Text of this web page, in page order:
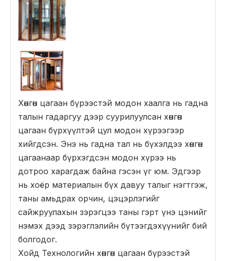
Хөнгөн цагаан бүрээстэй модон хаалга нь гадна
талын гадаргуу дээр суурилуулсан хөнгөн
цагаан бүрхүүлтэй цул модон хүрээгээр
хийгдсэн. Энэ нь гадна тал нь бүхэлдээ хөнгөн
цагаанаар бүрхэгдсэн модон хүрээ нь
дотроо харагдаж байна гэсэн үг юм. Эдгээр
нь хоёр материалын бүх давуу талыг нэгтгэж,
таны амьдрах орчин, цэцэрлэгийг
сайжруулахын зэрэгцээ таны гэрт үнэ цэнийг
нэмэх дээд зэрэглэлийн бүтээгдэхүүнийг бий
болгодог.
Хойд Технологийн хөнгөн цагаан бүрээстэй